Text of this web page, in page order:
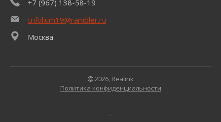
+7 (967) 138-58-19
trifolium19@rambler.ru
Москва
2026, Realink
Политика конфиденциальности
-